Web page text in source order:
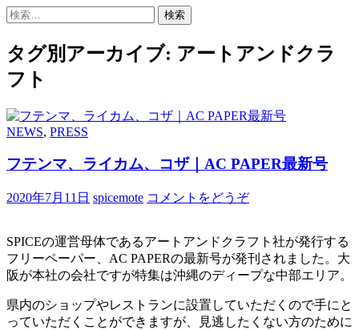
検
タグ別アーカイブ: アートアンドクラ
フト
NEWS, PRESS
フテンマ、ライカム、コザ｜AC PAPER最新号
2020年7月11日 spicemote コメントをどうぞ
SPICEの運営母体であるアートアンドクラフト社が発行する
フリーペーパー、AC PAPERの最新号が発刊されました。大
阪が本社の会社ですが特集は沖縄のディープな中部エリア。
県内のショップやレストランに設置していただくので手にと
っていただくことができますが、見逃したくない方のために